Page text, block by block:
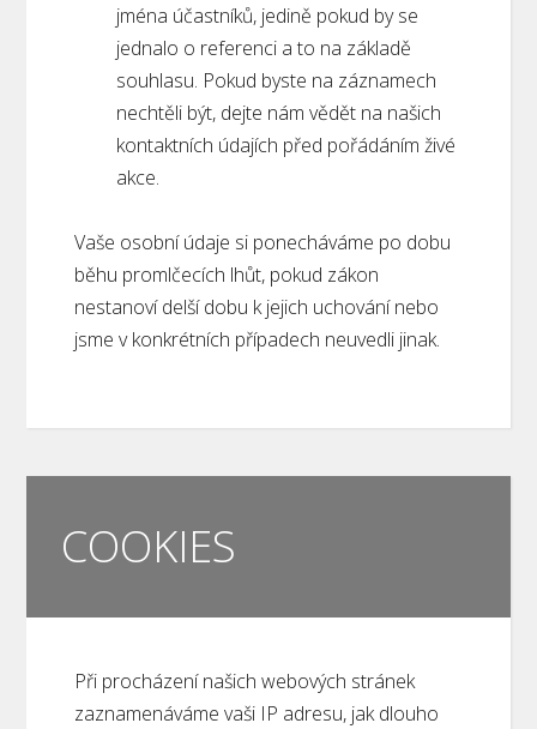
jména účastníků, jedině pokud by se
jednalo o referenci a to na základě
souhlasu. Pokud byste na záznamech
nechtěli být, dejte nám vědět na našich
kontaktních údajích před pořádáním živé
akce.
Vaše osobní údaje si ponecháváme po dobu
běhu promlčecích lhůt, pokud zákon
nestanoví delší dobu k jejich uchování nebo
jsme v konkrétních případech neuvedli jinak.
COOKIES
Při procházení našich webových stránek
zaznamenáváme vaši IP adresu, jak dlouho